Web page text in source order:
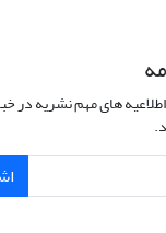
های مهم نشریه در